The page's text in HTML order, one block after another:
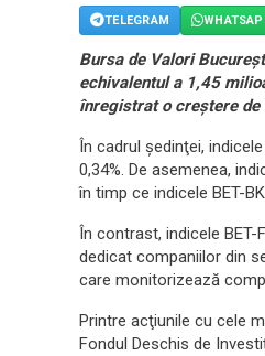
TELEGRAM
Bursa de Valori
echivalentul a 1,45
înregistrat o creştere de
În cadrul şedinţei,
0,34%. De asemenea,
în timp ce indicele BET-
În contrast, indicele BET-
dedicat companiilor din
care monitorizează
Printre acţiunile cu cele
Fondul Deschis de